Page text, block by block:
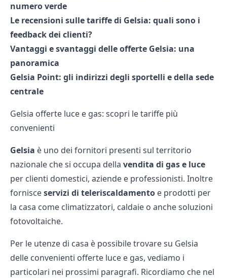
numero verde
Le recensioni sulle tariffe di Gelsia: quali sono i
feedback dei clienti?
Vantaggi e svantaggi delle offerte Gelsia: una
panoramica
Gelsia Point: gli indirizzi degli sportelli e della sede
centrale
Gelsia offerte luce e gas: scopri le tariffe più
convenienti
Gelsia è uno dei fornitori presenti sul territorio
nazionale che si occupa della vendita di gas e luce
per clienti domestici, aziende e professionisti. Inoltre
fornisceservizi di teleriscaldamento e prodotti per
la casa come climatizzatori, caldaie o anche soluzioni
fotovoltaiche.
Per le utenze di casa è possibile trovare su Gelsia
delle convenienti offerte luce e gas, vediamo i
particolari nei prossimi paragrafi. Ricordiamo che nel